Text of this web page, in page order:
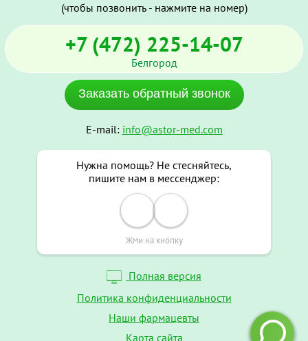
(чтобы позвонить - нажмите на номер)
+7 (472) 225-14-07
Белгород
Заказать обратный звонок
E-mail: info@astor-med.com
Нужна помощь? Не стесняйтесь,
пишите нам в мессенджер:
Жми на кнопку
Полная версия
Политика конфиденциальности
Наши фармацевты
Карта сайта